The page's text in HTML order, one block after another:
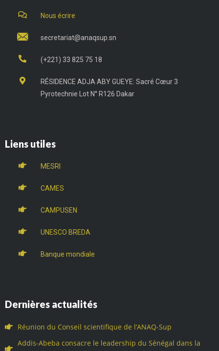
Nous écrire
secretariat@anaqsup.sn
(+221) 33 825 75 18
RÉSIDENCE ADJA ABY GUEYE: Sacré Cœur 3
Pyrotechnie Lot N° R126 Dakar
Liens utiles
MESRI
CAMES
CAMPUSEN
UNESCO BREDA
Banque mondiale
Dernières actualités
Réunion du Conseil scientifique de l’ANAQ-Sup
Addis-Abeba consacre le leadership du Sénégal dans la